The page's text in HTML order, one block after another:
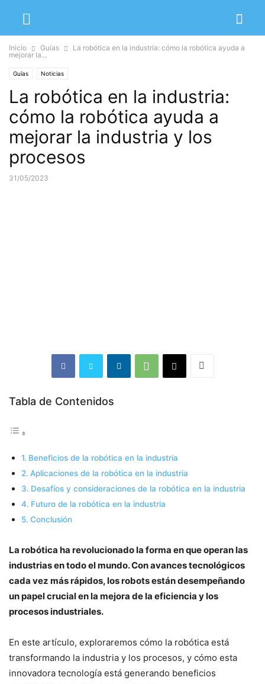
Inicio Guías
La robótica en la industria: cómo la robótica ayuda a
mejorar la...
Guías Noticias
La robótica en la industria:
cómo la robótica ayuda a
mejorar la industria y los
procesos
31/05/2023
Tabla de Contenidos
Beneficios de la robótica en la industria
Aplicaciones de la robótica en la industria
Desafíos y consideraciones de la robótica en la industria
Futuro de la robótica en la industria
Conclusión
La robótica ha revolucionado la forma en que operan las
industrias en todo el mundo. Con avances tecnológicos
cada vez más rápidos, los robots están desempeñando
un papel crucial en la mejora de la eficiencia y los
procesos industriales.
En este artículo, exploraremos cómo la robótica está
transformando la industria y los procesos, y cómo esta
innovadora tecnología está generando beneficios